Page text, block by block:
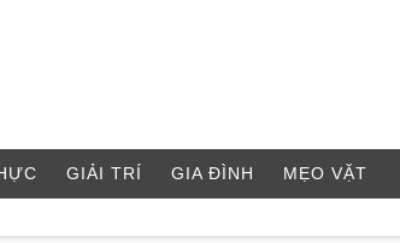
GIẢI TRÍ GIA ĐÌNH MẸO VẶT